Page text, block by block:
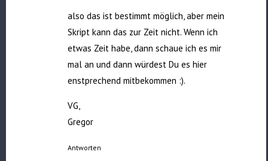
also das ist bestimmt möglich, aber mein
Skript kann das zur Zeit nicht. Wenn ich
etwas Zeit habe, dann schaue ich es mir
mal an und dann würdest Du es hier
enstprechend mitbekommen :).
VG,
Gregor
Antworten